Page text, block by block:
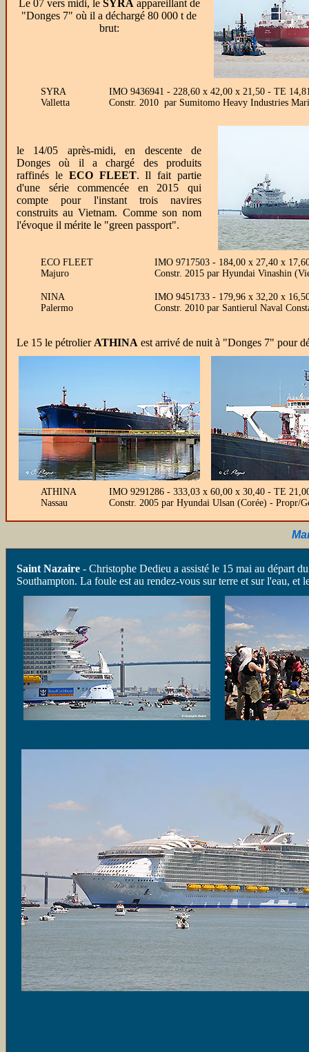
Le 07 vers midi, le SYRA appareillant de
"Donges 7" où il a déchargé 80 000 t de
brut:
SYRA
Valletta
IMO 9436941 - 228,60 x 42,00 x 21,50 - TE
Constr. 2010 par Sumitomo Heavy Industries
le 14/05 après-midi, en descente de
Donges où il a chargé des produits
raffinés le ECO FLEET. Il fait partie
d'une série commencée en 2015 qui
compte pour l'instant trois navires
construits au Vietnam. Comme son nom
l'évoque il mérite le "green passport".
ECO FLEET
Majuro
IMO 9717503 - 184,00 x 27,40 x
Constr. 2015 par Hyundai Vinashin
NINA
Palermo
IMO 9451733 - 179,96 x 32,20 x
Constr. 2010 par Santierul Naval
Le 15 le pétrolier ATHINA est arrivé de nuit à "Donges 7" pour
ATHINA
Nassau
IMO 9291286 - 333,03 x 60,00 x 30,40 - TE
Constr. 2005 par Hyundai Ulsan (Corée) - Propr/
Saint Nazaire - Christophe Dedieu a assisté le 15 mai au départ
Southampton. La foule est au rendez-vous sur terre et sur l'eau, et